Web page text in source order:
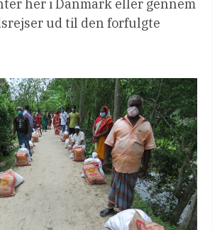
her i Danmark eller gennem
ud til den forfulgte